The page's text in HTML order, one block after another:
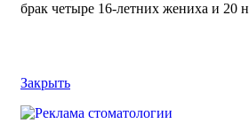
брак четыре 16-летних жениха и 20
Закрыть